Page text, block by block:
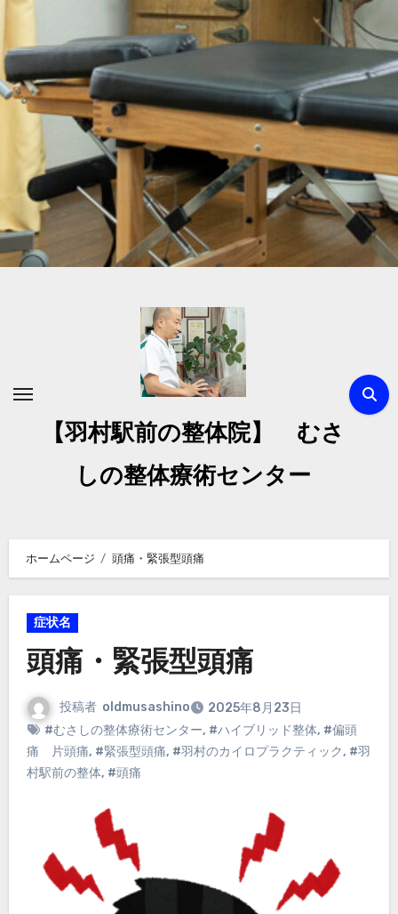
を
ス
【羽村駅前の整体院】 むさ
しの整体療術センター
ホームページ 頭痛・緊張型頭痛
症状名
頭痛・緊張型頭痛
投稿者 oldmusashino
2025年8月23日
#むさしの整体療術センター, #ハイブリッド整体, #偏頭
痛 片頭痛, #緊張型頭痛, #羽村のカイロプラクティック, #羽
村駅前の整体, #頭痛